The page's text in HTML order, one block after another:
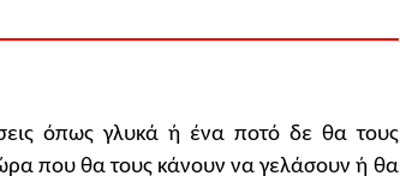
όπως γλυκά ή ένα ποτό δε θα τους
που θα τους κάνουν να γελάσουν ή θα